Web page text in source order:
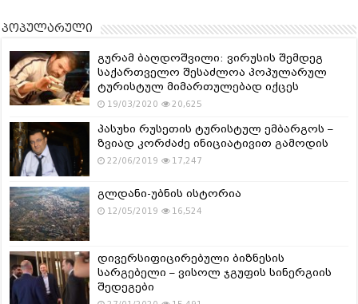
პოპულარული
გურამ ბაღდოშვილი: ვირუსის შემდეგ
საქართველო შესაძლოა პოპულარულ
ტურისტულ მიმართულებად იქცეს
19/03/2020 20,625
პასუხი რუსეთის ტურისტულ ემბარგოს –
ზვიად კორძაძე ინიციატივით გამოდის
22/06/2019 17,247
გლდანი-უბნის ისტორია
12/05/2019 16,524
დივერსიფიცირებული ბიზნესის
სარგებელი – ვისოლ ჯგუფის სინერგიის
შედეგები